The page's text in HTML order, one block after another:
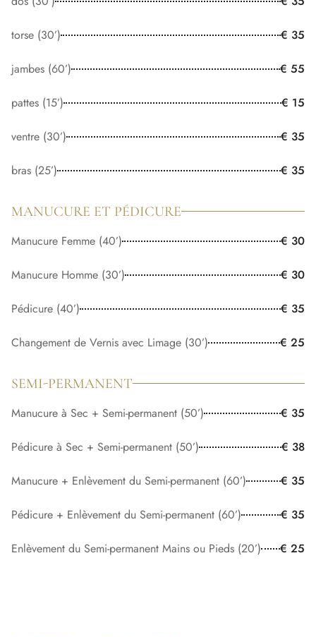
torse (30’) € 35
jambes (60’) € 55
pattes (15’) € 15
ventre (30’) € 35
bras (25’) € 35
MANUCURE ET PÉDICURE
Manucure Femme (40’) € 30
Manucure Homme (30’) € 30
Pédicure (40’) € 35
Changement de Vernis avec Limage (30’) € 25
SEMI-PERMANENT
Manucure à Sec + Semi-permanent (50’) € 35
Pédicure à Sec + Semi-permanent (50’) € 38
Manucure + Enlèvement du Semi-permanent (60’) € 35
Pédicure + Enlèvement du Semi-permanent (60’) € 35
Enlèvement du Semi-permanent Mains ou Pieds (20’) € 25